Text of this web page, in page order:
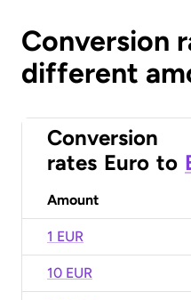
Conversion
different
Conversion
rates Euro to
Amount
1 EUR
10 EUR